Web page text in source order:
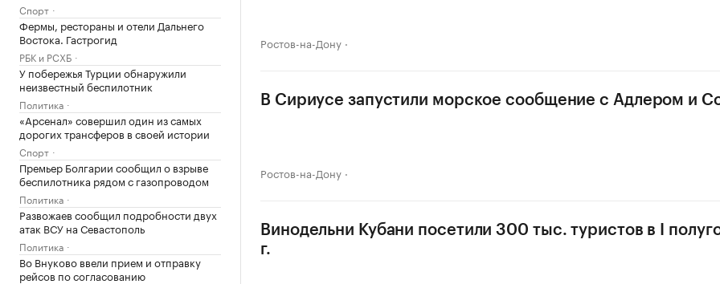
Спорт
Фермы, рестораны и отели Дальнего
Востока. Гастрогид
РБК и РСХБ
У побережья Турции обнаружили
неизвестный беспилотник
Политика
«Арсенал» совершил один из самых
дорогих трансферов в своей истории
Спорт
Премьер Болгарии сообщил о взрыве
беспилотника рядом с газопроводом
Политика
Развожаев сообщил подробности двух
атак ВСУ на Севастополь
Политика
Во Внуково ввели прием и отправку
рейсов по согласованию
Ростов-на-Дону
В Сириусе запустили морское сообщение с Адлером и
Ростов-на-Дону
Винодельни Кубани посетили 300 тыс. туристов в I
г.